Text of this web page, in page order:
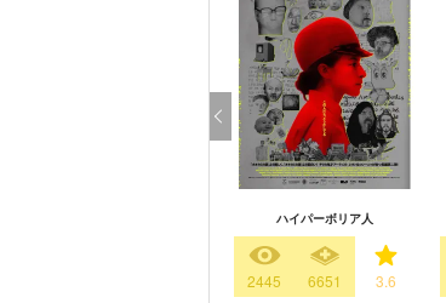
ハイパーボリア人
2445 6651 3.6